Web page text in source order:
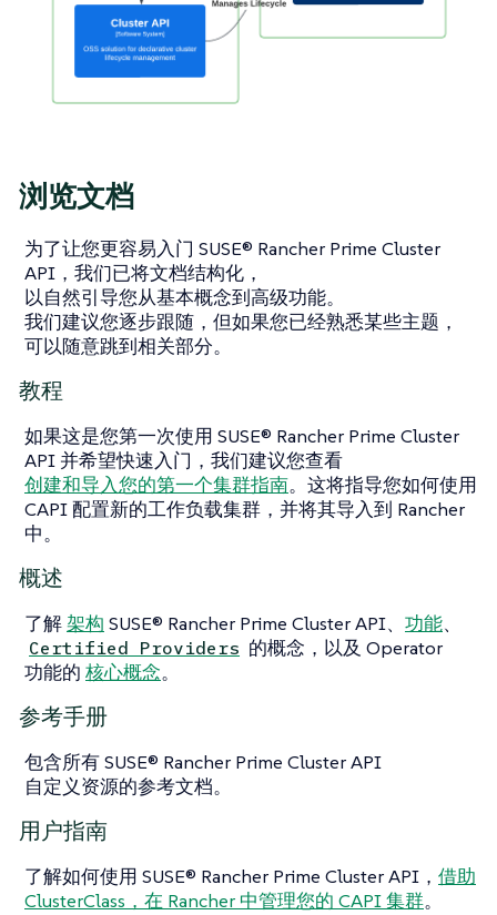
浏览文档
为了让您更容易入门 SUSE® Rancher Prime Cluster
API，我们已将文档结构化，
以自然引导您从基本概念到高级功能。
我们建议您逐步跟随，但如果您已经熟悉某些主题，
可以随意跳到相关部分。
教程
如果这是您第一次使用 SUSE® Rancher Prime Cluster
API 并希望快速入门，我们建议您查看
创建和导入您的第一个集群指南。这将指导您如何使用
CAPI 配置新的工作负载集群，并将其导入到 Rancher
中。
概述
了解架构 SUSE® Rancher Prime Cluster API、 功能、
Certified Providers 的概念，以及 Operator
功能的 核心概念。
参考手册
包含所有 SUSE® Rancher Prime Cluster API
自定义资源的参考文档。
用户指南
了解如何使用 SUSE® Rancher Prime Cluster API， 借助
ClusterClass，在 Rancher 中管理您的 CAPI 集群。